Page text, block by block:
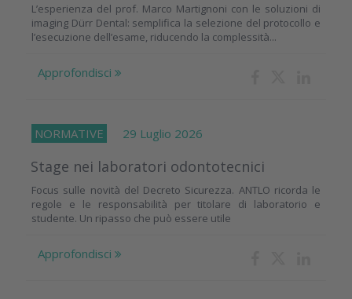
L’esperienza del prof. Marco Martignoni con le soluzioni di
imaging Dürr Dental: semplifica la selezione del protocollo e
l’esecuzione dell’esame, riducendo la complessità...
Approfondisci
NORMATIVE 29 Luglio 2026
Stage nei laboratori odontotecnici
Focus sulle novità del Decreto Sicurezza. ANTLO ricorda le
regole e le responsabilità per titolare di laboratorio e
studente. Un ripasso che può essere utile
Approfondisci